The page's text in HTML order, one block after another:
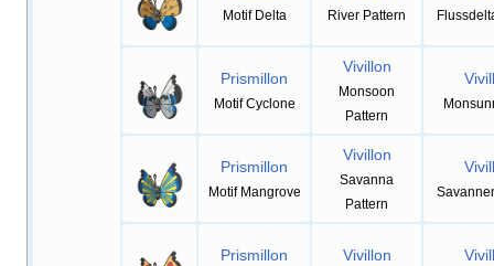
Motif Delta River Pattern
Prismillon
Motif Cyclone
Vivillon
Monsoon
Pattern
Prismillon
Motif Mangrove
Vivillon
Savanna
Pattern
Prismillon Vivillon